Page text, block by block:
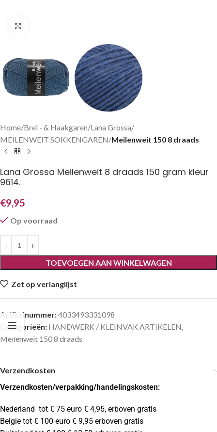
Home Brei - & Haakgaren Lana Grossa
MEILENWEIT SOKKENGAREN Meilenweit 150 8 draads
Lana Grossa Meilenweit 8 draads 150 gram kleur
9614.
€9,95
Op voorraad
TOEVOEGEN AAN WINKELWAGEN
Zet op verlanglijst
Artikelnummer:4033493331098
Categorieën: HANDWERK / KLEINVAK ARTIKELEN,
Meilenweit 150 8 draads
Verzendkosten
Verzendkosten/verpakking/handelingskosten:
Nederland tot € 75 euro € 4,95, erboven gratis
Belgie tot € 100 euro € 9,95 erboven gratis